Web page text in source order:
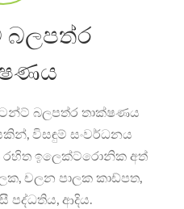
බලපත්ර තාක්ෂණය
විසඳුම් සංවර්ධනය
රහිත ඉලෙක්ට්රොනික අත්
චලන පාලක කාඩ්පත,
පද්ධතිය, ආදිය.